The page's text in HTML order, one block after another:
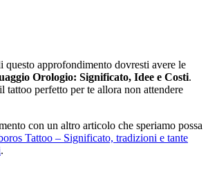
approfondimento dovresti avere le
Orologio: Significato, Idee e Costi.
tattoo perfetto per te allora non attendere
con un altro articolo che speriamo possa
Tattoo – Significato, tradizioni e tante
.